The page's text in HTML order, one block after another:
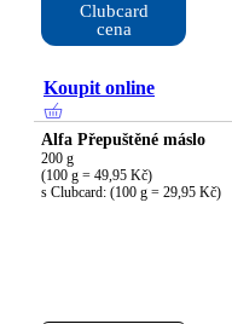
Clubcard
cena
Koupit online
Alfa Přepuštěné máslo
200 g
(100 g = 49,95 Kč)
s Clubcard: (100 g = 29,95 Kč)